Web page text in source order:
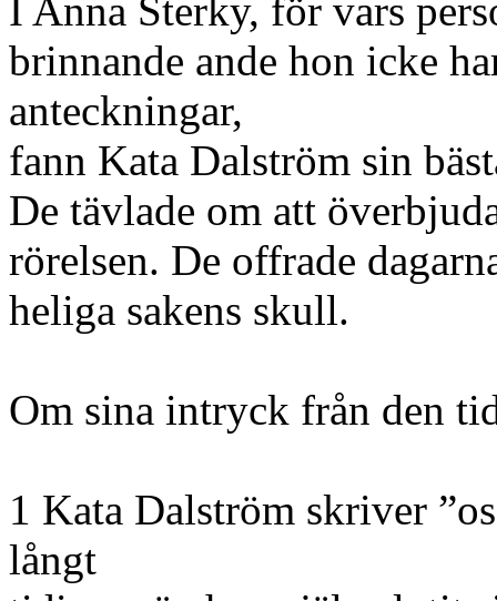
I Anna Sterky, för vars
brinnande ande hon icke
anteckningar,
fann Kata Dalström sin
De tävlade om att
rörelsen. De offrade
heliga sakens skull.
Om sina intryck från den
1 Kata Dalström skriver
långt